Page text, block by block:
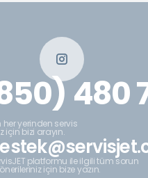
480
her yerinden servis
için bizi arayın.
platformu ile ilgili tüm sorun
için bize yazın.